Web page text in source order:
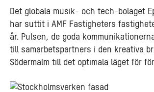
Det globala musik- och tech-bolaget
har suttit i AMF Fastigheters
år. Pulsen, de goda
till samarbetspartners i den kreativa
Södermalm till det optimala läget för
Upptäck